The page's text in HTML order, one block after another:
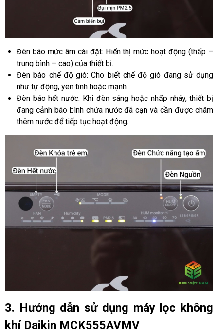
Đèn báo mức âm cài đặt: Hiển thị mức hoạt động (thấp –
trung bình – cao) của thiết bị.
Đèn báo chế độ gió: Cho biết chế độ gió đang sử dụng
như tự động, yên tĩnh hoặc mạnh.
Đèn báo hết nước: Khi đèn sáng hoặc nhấp nháy, thiết bị
đang cảnh báo bình chứa nước đã cạn và cần được châm
thêm nước để tiếp tục hoạt động.
3. Hướng dẫn sử dụng máy lọc không
khí Daikin MCK555AVMV